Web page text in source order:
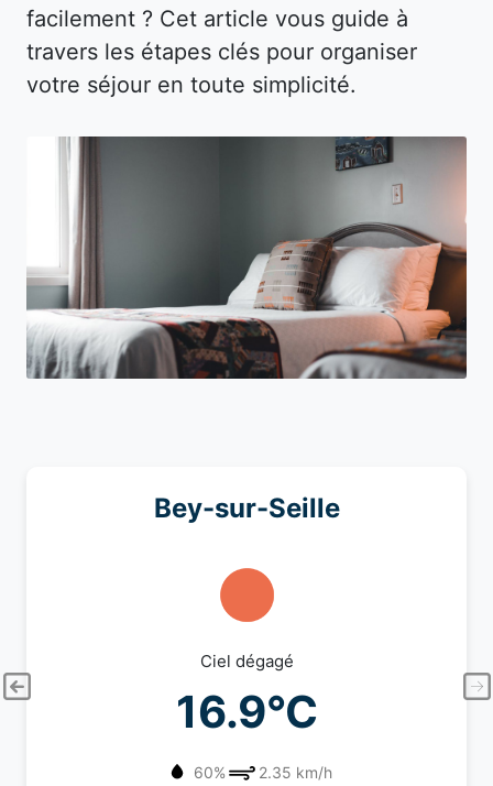
facilement ? Cet article vous guide à
travers les étapes clés pour organiser
votre séjour en toute simplicité.
Bey-sur-Seille
Ciel dégagé
16.9°C
60% 2.35 km/h